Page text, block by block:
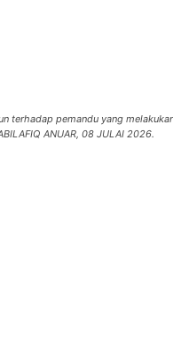
terhadap pemandu yang
ANUAR, 08 JULAI 2026.